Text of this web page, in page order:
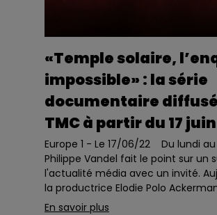
«Temple solaire,
impossible» : la série
documentaire
TMC à partir du 17 juin
Europe 1 - Le 17/06/22 Du lundi
Philippe Vandel fait le point sur un
l'actualité média avec un invité.
la productrice Elodie Polo
réalisateur Nicolas Brénéol pour la
En savoir plus